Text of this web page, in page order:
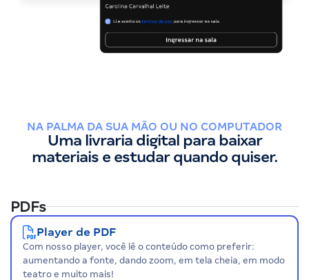
NA PALMA DA SUA MÃO OU NO COMPUTADOR
Uma livraria digital para baixar
materiais e estudar quando quiser.
PDFs
Player de PDF
Com nosso player, você lê o conteúdo como preferir:
aumentando a fonte, dando zoom, em tela cheia, em modo
teatro e muito mais!